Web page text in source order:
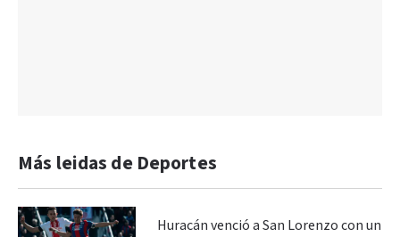
Más leidas de Deportes
Huracán venció a San Lorenzo con un